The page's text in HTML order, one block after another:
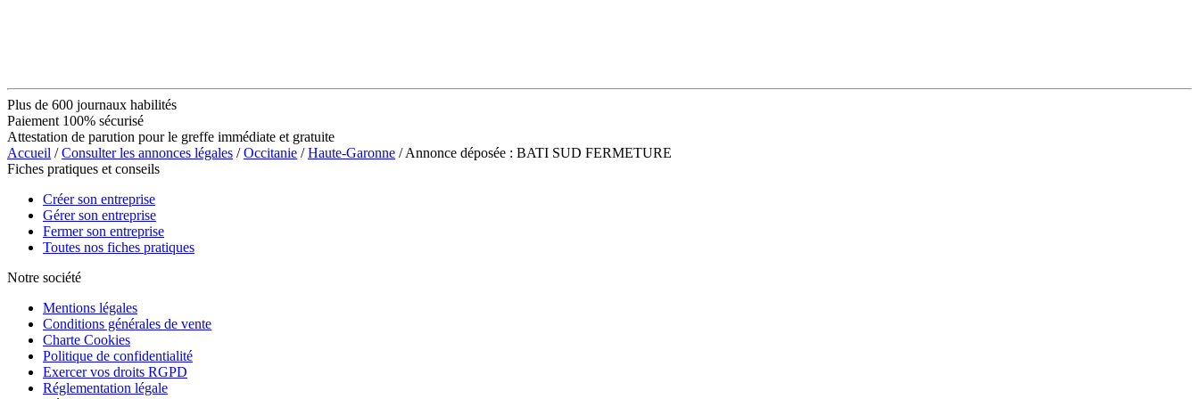
Plus de 600 journaux habilités
Paiement 100% sécurisé
Attestation de parution pour le greffe immédiate et gratuite
Accueil /Consulter les annonces légales /Occitanie /Haute-Garonne / Annonce déposée : BATI SUD FERMETURE
Fiches pratiques et conseils
Créer son entreprise
Gérer son entreprise
Fermer son entreprise
Toutes nos fiches pratiques
Notre société
Mentions légales
Conditions générales de vente
Charte Cookies
Politique de confidentialité
Exercer vos droits RGPD
Réglementation légale